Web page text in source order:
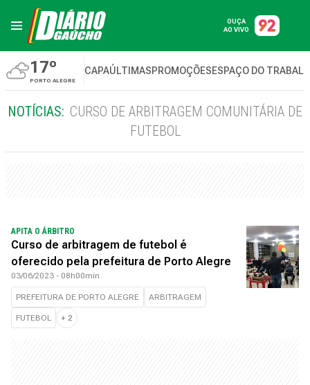
OUÇA
AO VIVO
17º
PORTO ALEGRE
CAPAÚLTIMASPROMOÇÕESESPAÇO DO
NOTÍCIAS: CURSO DE ARBITRAGEM COMUNITÁRIA DE
FUTEBOL
APITA O ÁRBITRO
Curso de arbitragem de futebol é
oferecido pela prefeitura de Porto Alegre
03/06/2023 - 08h00min
PREFEITURA DE PORTO ALEGRE ARBITRAGEM
FUTEBOL + 2